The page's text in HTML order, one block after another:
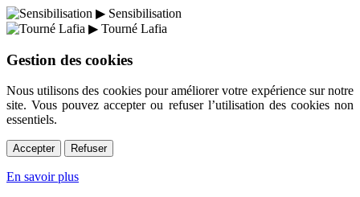
▶ Sensibilisation
▶ Tourné Lafia
Gestion des cookies
Nous utilisons des cookies pour améliorer votre expérience sur notre
site. Vous pouvez accepter ou refuser l’utilisation des cookies non
essentiels.
Accepter Refuser
En savoir plus